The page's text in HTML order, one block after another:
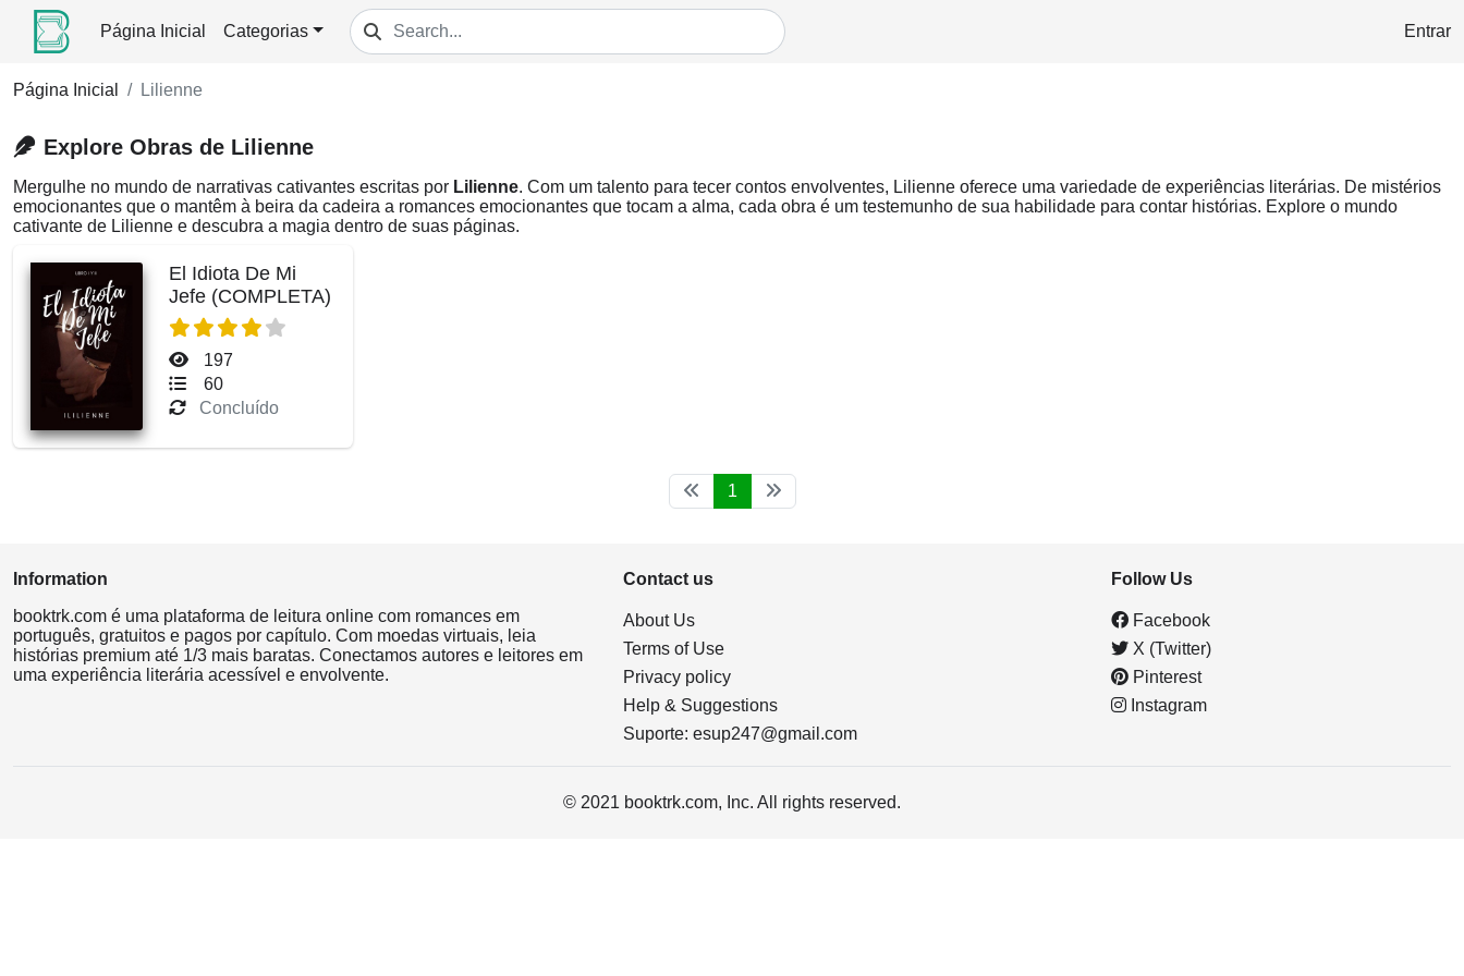
Página Inicial Categorias Entrar
Página Inicial Lilienne
Explore Obras de Lilienne
Mergulhe no mundo de narrativas cativantes escritas por Lilienne. Com um talento para tecer contos envolventes, Lilienne oferece uma variedade de experiências literárias. De mistérios
emocionantes que o mantêm à beira da cadeira a romances emocionantes que tocam a alma, cada obra é um testemunho de sua habilidade para contar histórias. Explore o mundo
cativante de Lilienne e descubra a magia dentro de suas páginas.
El Idiota De Mi
Jefe (COMPLETA)
197
60
Concluído
1
Information
booktrk.com é uma plataforma de leitura online com romances em
português, gratuitos e pagos por capítulo. Com moedas virtuais, leia
histórias premium até 1/3 mais baratas. Conectamos autores e leitores em
uma experiência literária acessível e envolvente.
Contact us
About Us
Terms of Use
Privacy policy
Help & Suggestions
Suporte: esup247@gmail.com
Follow Us
Facebook
X (Twitter)
Pinterest
Instagram
© 2021 booktrk.com, Inc. All rights reserved.